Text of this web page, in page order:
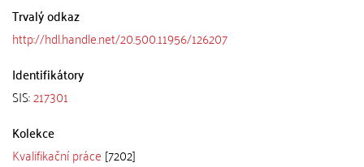
Trvalý odkaz
http://hdl.handle.net/20.500.11956/126207
Identifikátory
SIS:217301
Kolekce
Kvalifikační práce [7202]